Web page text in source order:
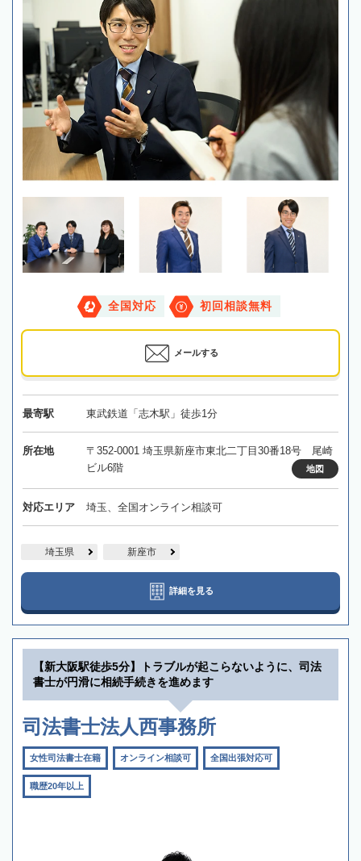
全国対応 初回相談無料
メールする
最寄駅 東武鉄道「志木駅」徒歩1分
所在地
〒352-0001 埼玉県新座市東北二丁目30番18号 尾崎
ビル6階
地図
対応エリア 埼玉、全国オンライン相談可
埼玉県 新座市
詳細を見る
【新大阪駅徒歩5分】トラブルが起こらないように、司法
書士が円滑に相続手続きを進めます
司法書士法人西事務所
女性司法書士在籍 オンライン相談可 全国出張対応可
職歴20年以上